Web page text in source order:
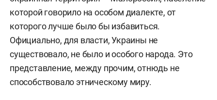
которой говорило на особом диалекте, от
которого лучше было бы избавиться.
Официально, для власти, Украины не
существовало, не было и особого народа. Это
представление, между прочим, отнюдь не
способствовало этническому миру.